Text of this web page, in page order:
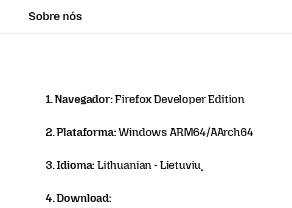
Sobre nós
1. Navegador:Firefox Developer Edition
2. Plataforma:Windows ARM64/AArch64
3. Idioma:Lithuanian - Lietuvių
4. Download: